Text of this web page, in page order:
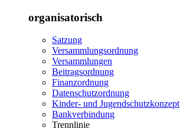
organisatorisch
Satzung
Versammlungsordnung
Versammlungen
Beitragsordnung
Finanzordnung
Datenschutzordnung
Kinder- und Jugendschutzkonzept
Bankverbindung
Trennlinie